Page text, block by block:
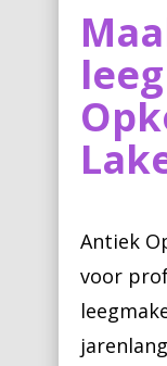
Antiek
voor